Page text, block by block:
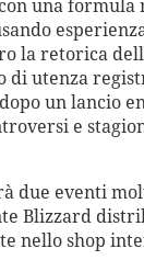
una formula
retorica della
di utenza
un lancio
e
due eventi
Blizzard
nello shop